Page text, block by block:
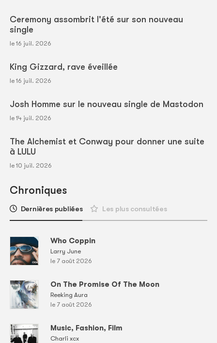
Ceremony assombrit l'été sur son nouveau
single
le 16 juil. 2026
King Gizzard, rave éveillée
le 16 juil. 2026
Josh Homme sur le nouveau single de Mastodon
le 14 juil. 2026
The Alchemist et Conway pour donner une suite
à LULU
le 10 juil. 2026
Chroniques
Dernières publiées Les plus consultées
Who Coppin
Larry June
le 7 août 2026
On The Promise Of The Moon
Reeking Aura
le 7 août 2026
Music, Fashion, Film
Charli xcx